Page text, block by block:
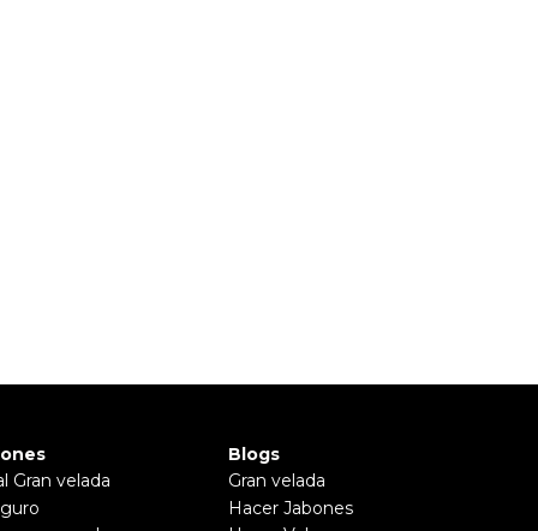
Gran velada
Blogs
Gran velada
Hacer Jabones